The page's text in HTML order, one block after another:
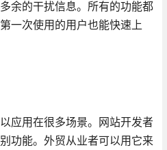
余的干扰信息。所有的功能都
一次使用的用户也能快速上
应用在很多场景。网站开发者
功能。外贸从业者可以用它来